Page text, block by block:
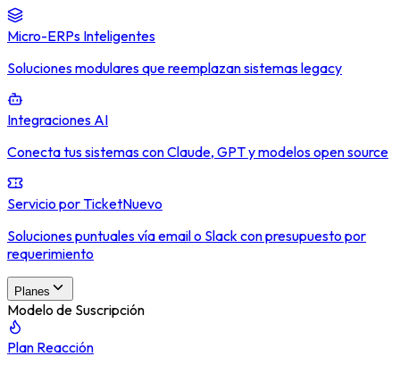
Micro-ERPs Inteligentes
Soluciones modulares que reemplazan sistemas legacy
Integraciones AI
Conecta tus sistemas con Claude, GPT y modelos open source
Servicio por TicketNuevo
Soluciones puntuales vía email o Slack con presupuesto por
requerimiento
Planes
Modelo de Suscripción
Plan Reacción